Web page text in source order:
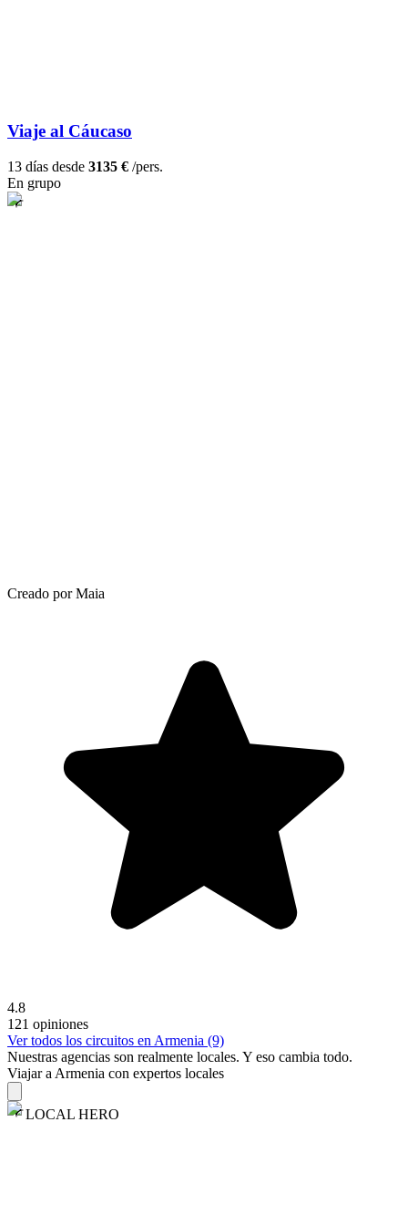
Viaje al Cáucaso
13 días desde 3135 € /pers.
En grupo
Creado por Maia
4.8
121 opiniones
Ver todos los circuitos en Armenia (9)
Nuestras agencias son realmente locales. Y eso cambia todo.
Viajar a Armenia con expertos locales
LOCAL HERO